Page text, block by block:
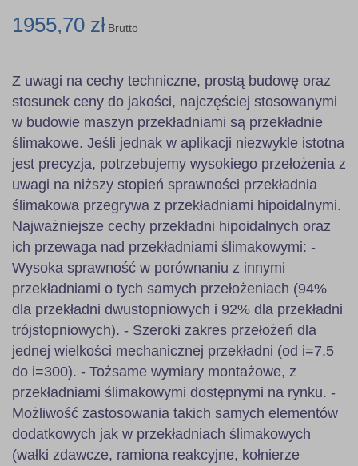
1955,70 zł Brutto
Z uwagi na cechy techniczne, prostą budowę oraz
stosunek ceny do jakości, najczęściej stosowanymi
w budowie maszyn przekładniami są przekładnie
ślimakowe. Jeśli jednak w aplikacji niezwykle istotna
jest precyzja, potrzebujemy wysokiego przełożenia z
uwagi na niższy stopień sprawności przekładnia
ślimakowa przegrywa z przekładniami hipoidalnymi.
Najważniejsze cechy przekładni hipoidalnych oraz
ich przewaga nad przekładniami ślimakowymi: -
Wysoka sprawność w porównaniu z innymi
przekładniami o tych samych przełożeniach (94%
dla przekładni dwustopniowych i 92% dla przekładni
trójstopniowych). - Szeroki zakres przełożeń dla
jednej wielkości mechanicznej przekładni (od i=7,5
do i=300). - Tożsame wymiary montażowe, z
przekładniami ślimakowymi dostępnymi na rynku. -
Możliwość zastosowania takich samych elementów
dodatkowych jak w przekładniach ślimakowych
(wałki zdawcze, ramiona reakcyjne, kołnierze